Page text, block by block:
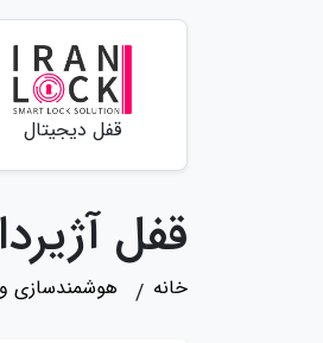
قفل دیجیتال
قفل
خانه هوشمندسازی